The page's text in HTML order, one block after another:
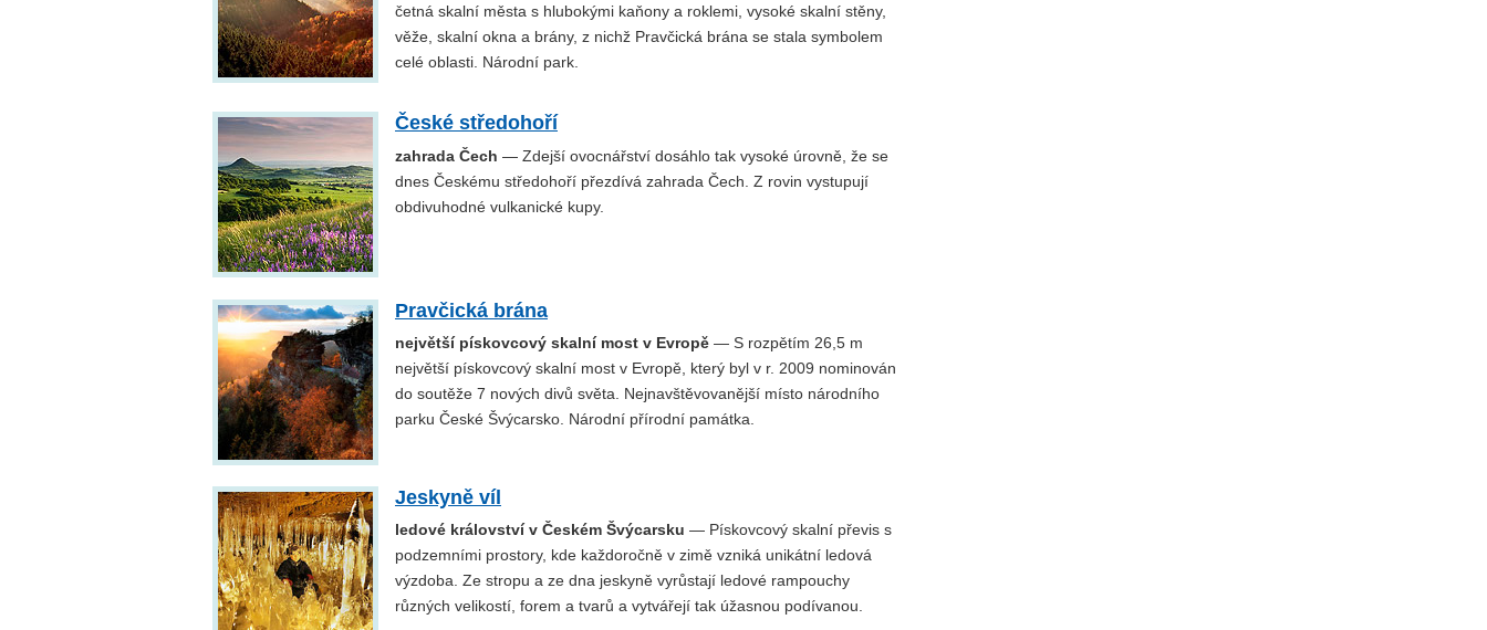
četná skalní města s hlubokými kaňony a roklemi, vysoké skalní stěny,
věže, skalní okna a brány, z nichž Pravčická brána se stala symbolem
celé oblasti. Národní park.
České středohoří
zahrada Čech — Zdejší ovocnářství dosáhlo tak vysoké úrovně, že se
dnes Českému středohoří přezdívá zahrada Čech. Z rovin vystupují
obdivuhodné vulkanické kupy.
Pravčická brána
největší pískovcový skalní most v Evropě — S rozpětím 26,5 m
největší pískovcový skalní most v Evropě, který byl v r. 2009 nominován
do soutěže 7 nových divů světa. Nejnavštěvovanější místo národního
parku České Švýcarsko. Národní přírodní památka.
Jeskyně víl
ledové království v Českém Švýcarsku — Pískovcový skalní převis s
podzemními prostory, kde každoročně v zimě vzniká unikátní ledová
výzdoba. Ze stropu a ze dna jeskyně vyrůstají ledové rampouchy
různých velikostí, forem a tvarů a vytvářejí tak úžasnou podívanou.